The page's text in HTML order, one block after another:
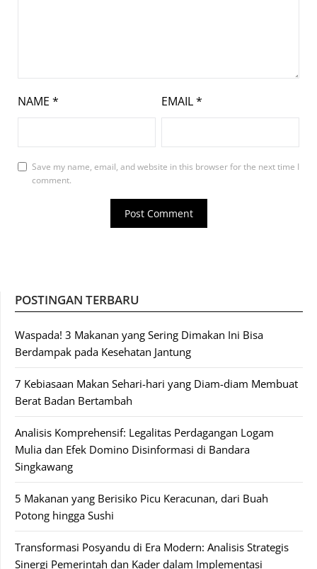
NAME * EMAIL*
Save my name, email, and website in this browser for the next time I
comment.
POSTINGAN TERBARU
Waspada! 3 Makanan yang Sering Dimakan Ini Bisa
Berdampak pada Kesehatan Jantung
7 Kebiasaan Makan Sehari-hari yang Diam-diam Membuat
Berat Badan Bertambah
Analisis Komprehensif: Legalitas Perdagangan Logam
Mulia dan Efek Domino Disinformasi di Bandara
Singkawang
5 Makanan yang Berisiko Picu Keracunan, dari Buah
Potong hingga Sushi
Transformasi Posyandu di Era Modern: Analisis Strategis
Sinergi Pemerintah dan Kader dalam Implementasi